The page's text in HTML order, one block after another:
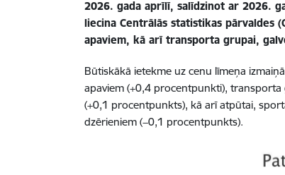
2026. gada aprīlī, salīdzinot ar 2026.
liecina Centrālās statistikas pārvaldes
apaviem, kā arī transporta grupai,
Būtiskākā ietekme uz cenu līmeņa
apaviem (+0,4 procentpunkti),
(+0,1 procentpunkts), kā arī atpūtai,
dzērieniem (−0,1 procentpunkts).